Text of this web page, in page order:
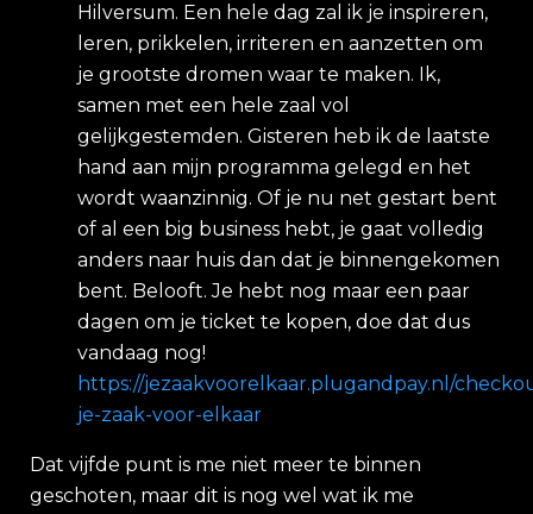
Hilversum. Een hele dag zal ik je inspireren,
leren, prikkelen, irriteren en aanzetten om
je grootste dromen waar te maken. Ik,
samen met een hele zaal vol
gelijkgestemden. Gisteren heb ik de laatste
hand aan mijn programma gelegd en het
wordt waanzinnig. Of je nu net gestart bent
of al een big business hebt, je gaat volledig
anders naar huis dan dat je binnengekomen
bent. Belooft. Je hebt nog maar een paar
dagen om je ticket te kopen, doe dat dus
vandaag nog!
https://jezaakvoorelkaar.plugandpay.nl/
je-zaak-voor-elkaar
Dat vijfde punt is me niet meer te binnen
geschoten, maar dit is nog wel wat ik me